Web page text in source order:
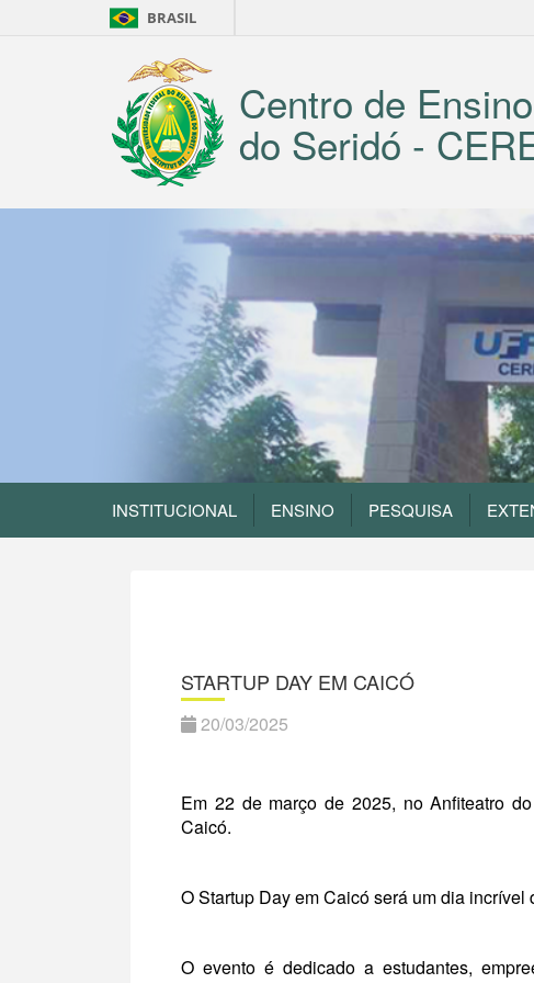
BRASIL
Centro de
do Seridó -
INSTITUCIONAL ENSINO PESQUISA
STARTUP DAY EM CAICÓ
20/03/2025
Em 22 de março de 2025, no Anfiteatro
Caicó.
O Startup Day em Caicó será um dia
O evento é dedicado a estudantes,